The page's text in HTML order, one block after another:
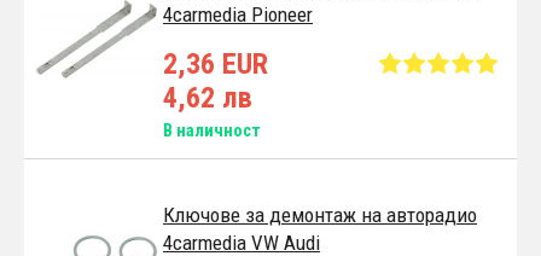
4carmedia Pioneer
2,36 EUR
4,62 лв
В наличност
Ключове за демонтаж на авторадио
4carmedia VW Audi